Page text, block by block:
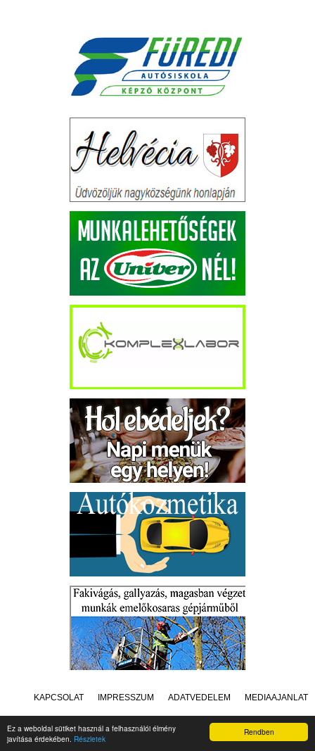
Rendben
Ez a weboldal sütiket használ a felhasználói élmény
javítása érdekében. Részletek
KAPCSOLAT IMPRESSZUM ADATVÉDELEM MÉDIAAJÁNLAT
Készítette:Raster Studio